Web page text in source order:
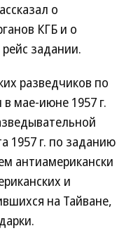
о
КГБ и о
задании.
разведчиков по
мае-июне 1957 г.
1957 г. по заданию
антиамерикански
и
на Тайване,